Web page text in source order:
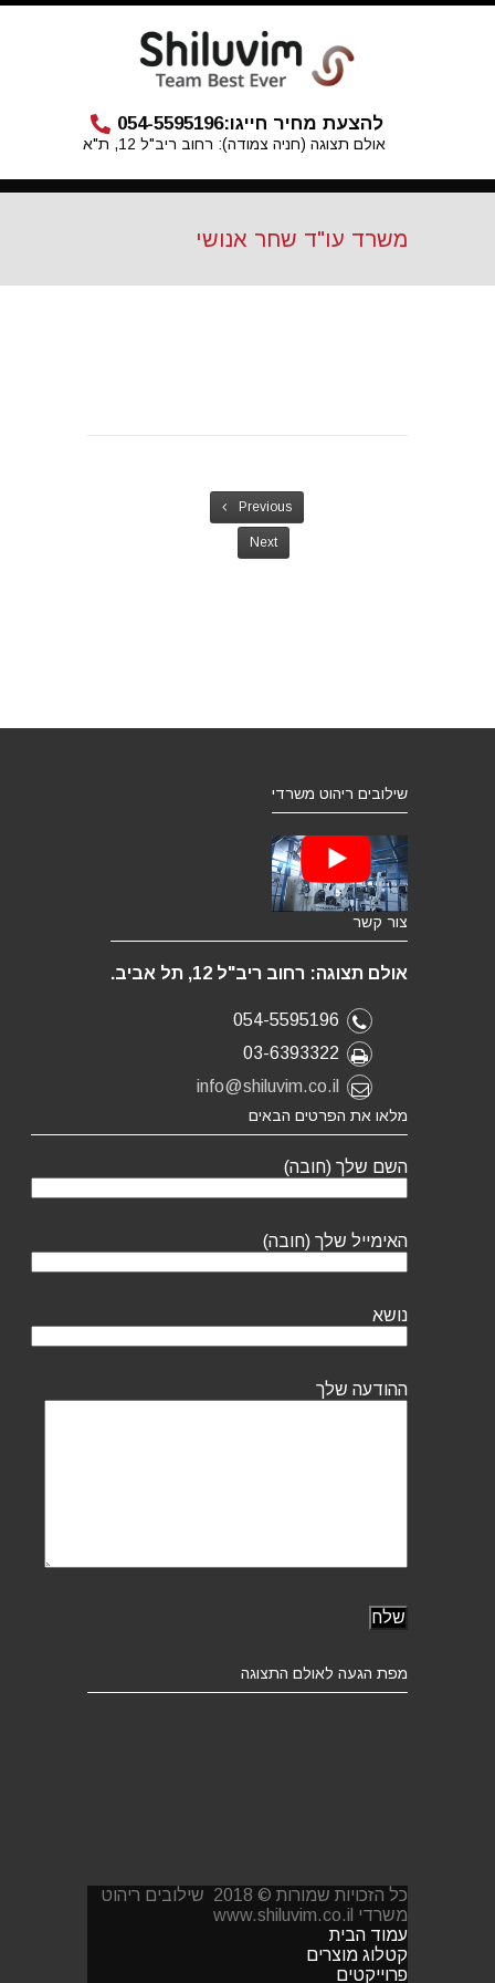
להצעת מחיר חייגו:054-5595196
אולם תצוגה (חניה צמודה): רחוב ריב"ל 12, ת"א
משרד עו"ד שחר אנושי
Previous
Next
שילובים ריהוט משרדי
צור קשר
אולם תצוגה: רחוב ריב"ל 12, תל אביב.
054-5595196
03-6393322
info@shiluvim.co.il
מלאו את הפרטים הבאים
השם שלך (חובה)
האימייל שלך (חובה)
נושא
ההודעה שלך
מפת הגעה לאולם התצוגה
כל הזכויות שמורות © 2018 שילובים ריהוט
משרדי www.shiluvim.co.il
עמוד הבית
קטלוג מוצרים
פרוייקטים